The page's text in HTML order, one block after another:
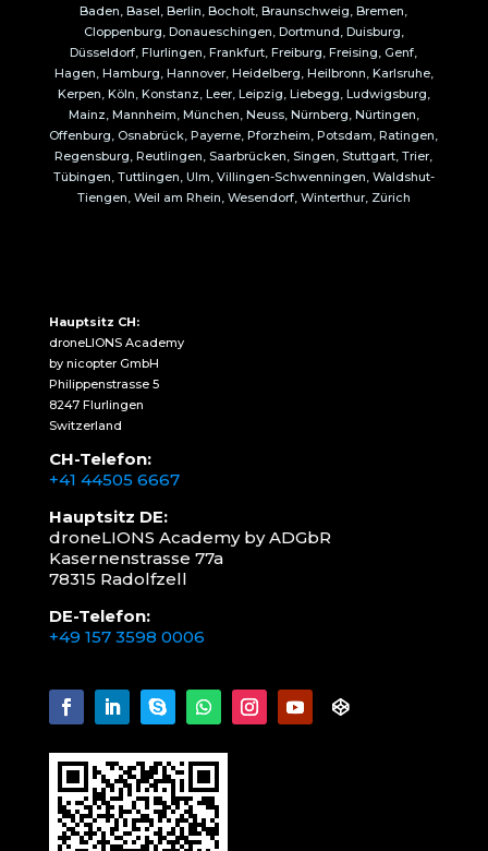
Baden, Basel, Berlin, Bocholt, Braunschweig, Bremen,
Cloppenburg, Donaueschingen, Dortmund, Duisburg,
Düsseldorf, Flurlingen, Frankfurt, Freiburg, Freising, Genf,
Hagen, Hamburg, Hannover, Heidelberg, Heilbronn, Karlsruhe,
Kerpen, Köln, Konstanz, Leer, Leipzig, Liebegg, Ludwigsburg,
Mainz, Mannheim, München, Neuss, Nürnberg, Nürtingen,
Offenburg, Osnabrück, Payerne, Pforzheim, Potsdam, Ratingen,
Regensburg, Reutlingen, Saarbrücken, Singen, Stuttgart, Trier,
Tübingen, Tuttlingen, Ulm, Villingen-Schwenningen, Waldshut-
Tiengen, Weil am Rhein, Wesendorf, Winterthur, Zürich
Hauptsitz CH:
droneLIONS Academy
by nicopter GmbH
Philippenstrasse 5
8247 Flurlingen
Switzerland
CH-Telefon:
+41 44505 6667
Hauptsitz DE:
droneLIONS Academy by ADGbR
Kasernenstrasse 77a
78315 Radolfzell
DE-Telefon:
+49 157 3598 0006